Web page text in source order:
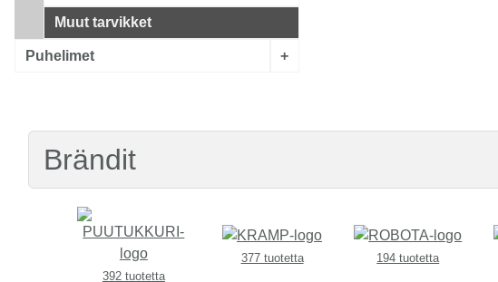
Muut tarvikket
Puhelimet +
Brändit
392 tuotetta
377 tuotetta 194 tuotetta